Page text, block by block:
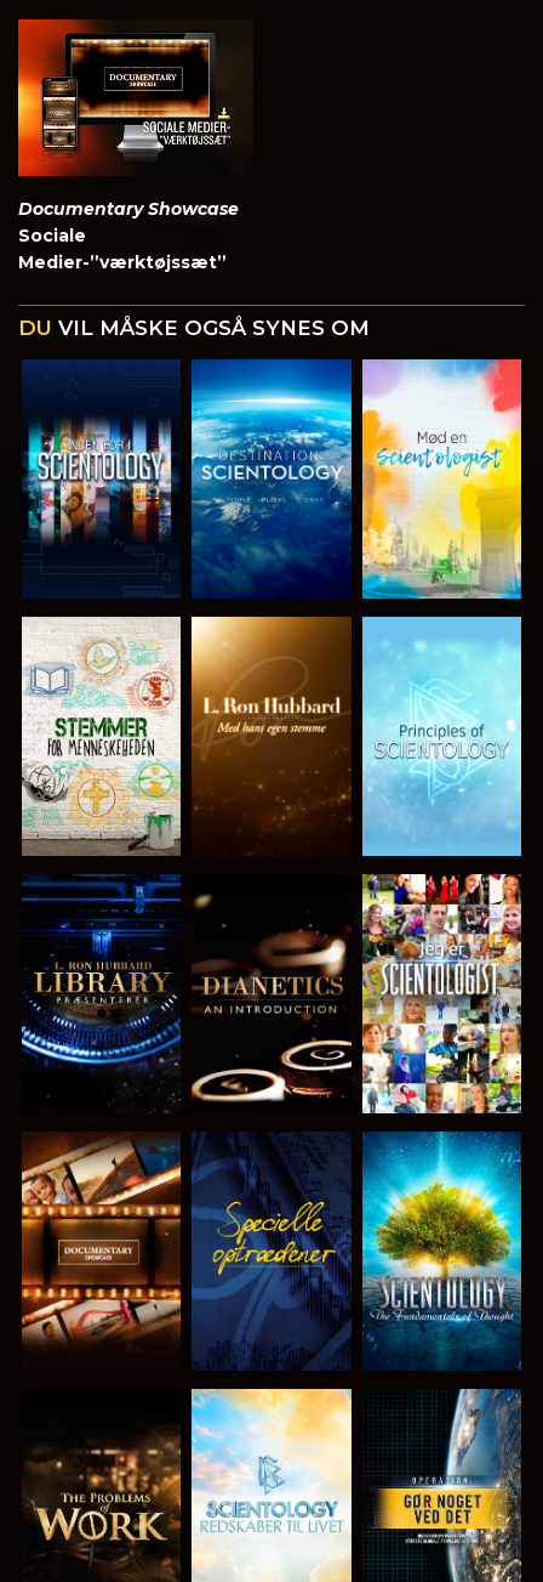
Documentary Showcase
Sociale
Medier-”værktøjssæt”
DU VIL MÅSKE OGSÅ SYNES OM
UDFORSK
SERIEN
UDFORSK
SERIEN
UDFORSK
SERIEN
UDFORSK
SERIEN
UDFORSK
SERIEN
SE
UDFORSK
SERIEN
SE
UDFORSK
SERIEN
UDFORSK
SERIEN
UDFORSK
SERIEN
SE